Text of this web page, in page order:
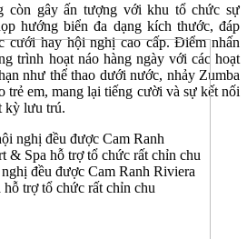
còn gây ấn tượng với khu tổ chức sự
hướng biển đa dạng kích thước, đáp
cưới hay hội nghị cao cấp. Điểm nhấn
trình hoạt náo hàng ngày với các hoạt
như thể thao dưới nước, nhảy Zumba
trẻ em, mang lại tiếng cười và sự kết nối
kỳ lưu trú.
đều được Cam Ranh Riviera
trợ tổ chức rất chỉn chu